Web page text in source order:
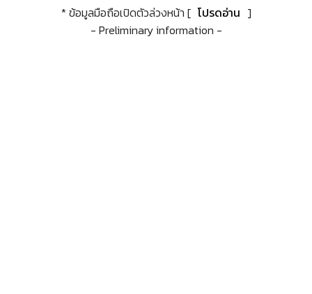
* ข้อมูลมือถือเปิดตัวล่วงหน้า [ โปรดอ่าน ]
- Preliminary information -